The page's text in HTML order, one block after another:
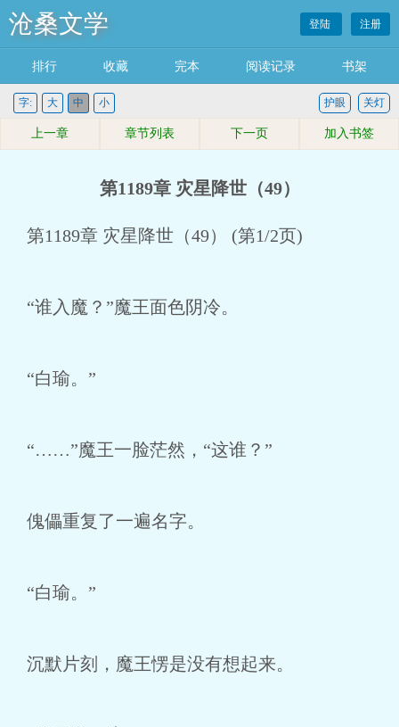
沧桑文学 登陆 注册
排行 收藏 完本 阅读记录 书架
字: 大 中 小 关灯
护眼
上一章 章节列表 下一页 加入书签
第1189章 灾星降世（49）
第1189章 灾星降世（49） (第1/2页)
“谁入魔？”魔王面色阴冷。
“白瑜。”
“……”魔王一脸茫然，“这谁？”
傀儡重复了一遍名字。
“白瑜。”
沉默片刻，魔王愣是没有想起来。